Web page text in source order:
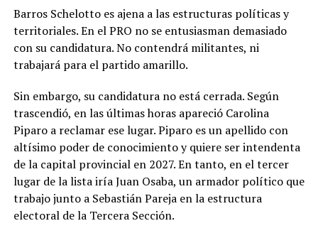
Barros Schelotto es ajena a las estructuras políticas y
territoriales. En el PRO no se entusiasman demasiado
con su candidatura. No contendrá militantes, ni
trabajará para el partido amarillo.
Sin embargo, su candidatura no está cerrada. Según
trascendió, en las últimas horas apareció Carolina
Piparo a reclamar ese lugar. Piparo es un apellido con
altísimo poder de conocimiento y quiere ser intendenta
de la capital provincial en 2027. En tanto, en el tercer
lugar de la lista iría Juan Osaba, un armador político que
trabajo junto a Sebastián Pareja en la estructura
electoral de la Tercera Sección.